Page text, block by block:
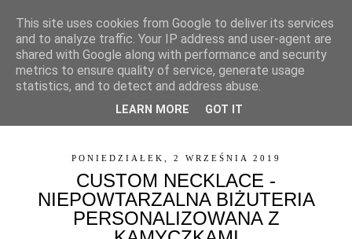
▼
PONIEDZIAŁEK, 2 WRZEŚNIA 2019
CUSTOM NECKLACE -
NIEPOWTARZALNA BIŻUTERIA
PERSONALIZOWANA Z
This site uses cookies from Google to deliver its services
and to analyze traffic. Your IP address and user-agent are
shared with Google along with performance and security
metrics to ensure quality of service, generate usage
statistics, and to detect and address abuse.
LEARN MORE GOT IT